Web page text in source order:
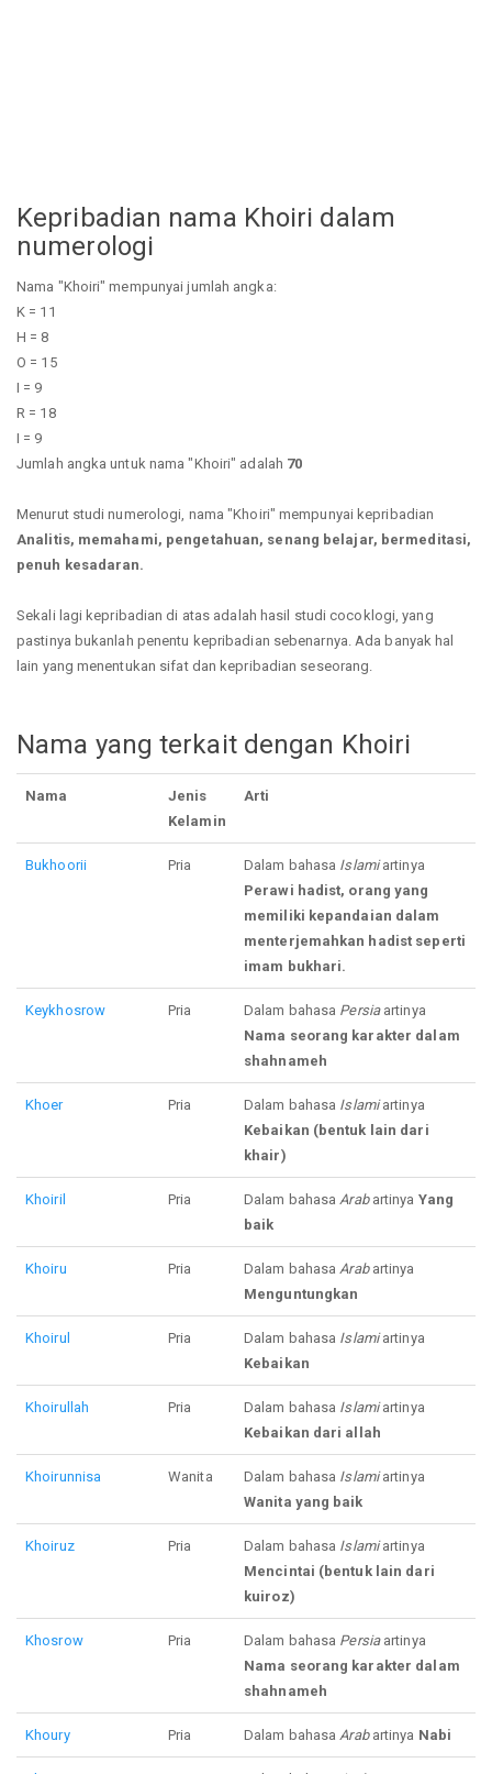
Kepribadian nama Khoiri dalam
numerologi
Nama "Khoiri" mempunyai jumlah angka:
K = 11
H = 8
O = 15
I = 9
R = 18
I = 9
Jumlah angka untuk nama "Khoiri" adalah 70
Menurut studi numerologi, nama "Khoiri" mempunyai kepribadian
Analitis, memahami, pengetahuan, senang belajar, bermeditasi,
penuh kesadaran.
Sekali lagi kepribadian di atas adalah hasil studi cocoklogi, yang
pastinya bukanlah penentu kepribadian sebenarnya. Ada banyak hal
lain yang menentukan sifat dan kepribadian seseorang.
Nama yang terkait dengan Khoiri
Nama
Jenis
Kelamin
Arti
Bukhoorii Pria Dalam bahasa Islamiartinya
Perawi hadist, orang yang
memiliki kepandaian dalam
menterjemahkan hadist seperti
imam bukhari.
Keykhosrow Pria Dalam bahasa Persiaartinya
Nama seorang karakter dalam
shahnameh
Khoer Pria Dalam bahasa Islamiartinya
Kebaikan (bentuk lain dari
khair)
Khoiril Pria Dalam bahasaArabartinya Yang
baik
Khoiru Pria Dalam bahasaArabartinya
Menguntungkan
Khoirul Pria Dalam bahasa Islamiartinya
Kebaikan
Khoirullah Pria Dalam bahasa Islamiartinya
Kebaikan dari allah
Khoirunnisa Wanita Dalam bahasa Islamiartinya
Wanita yang baik
Khoiruz Pria Dalam bahasa Islamiartinya
Mencintai (bentuk lain dari
kuiroz)
Khosrow Pria Dalam bahasa Persiaartinya
Nama seorang karakter dalam
shahnameh
Khoury Pria Dalam bahasaArabartinya Nabi